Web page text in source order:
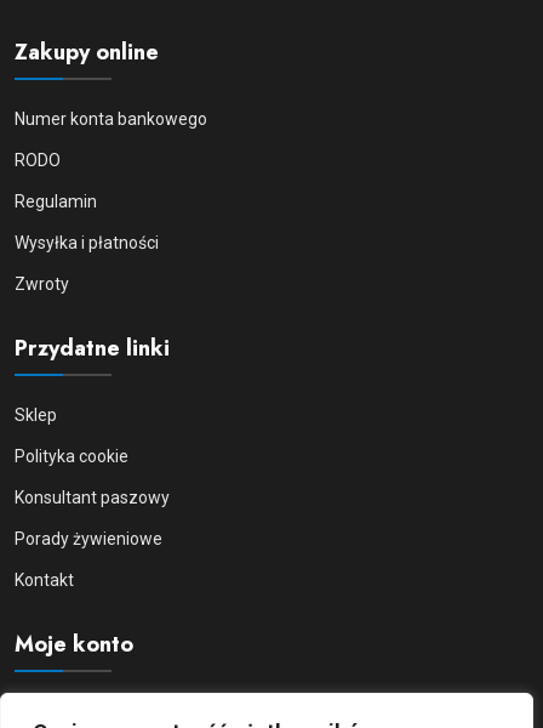
Zakupy online
Numer konta bankowego
RODO
Regulamin
Wysyłka i płatności
Zwroty
Przydatne linki
Sklep
Polityka cookie
Konsultant paszowy
Porady żywieniowe
Kontakt
Moje konto